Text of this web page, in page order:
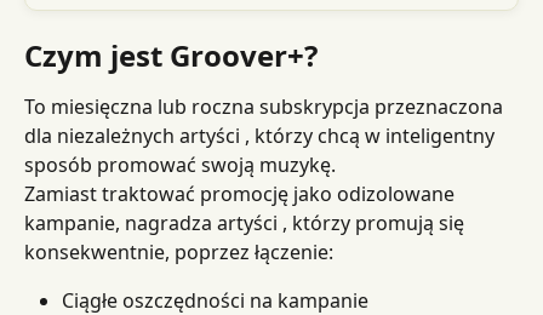
Czym jest Groover+?
To miesięczna lub roczna subskrypcja przeznaczona
dla niezależnych artyści , którzy chcą w inteligentny
sposób promować swoją muzykę.
Zamiast traktować promocję jako odizolowane
kampanie, nagradza artyści , którzy promują się
konsekwentnie, poprzez łączenie:
Ciągłe oszczędności na kampanie